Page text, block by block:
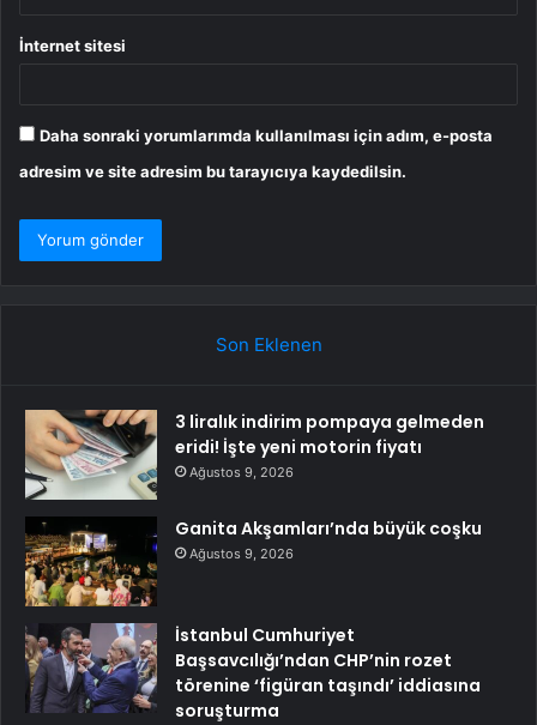
İnternet sitesi
Daha sonraki yorumlarımda kullanılması için adım, e-posta
adresim ve site adresim bu tarayıcıya kaydedilsin.
Son Eklenen
3 liralık indirim pompaya gelmeden
eridi! İşte yeni motorin fiyatı
Ağustos 9, 2026
Ganita Akşamları’nda büyük coşku
Ağustos 9, 2026
İstanbul Cumhuriyet
Başsavcılığı’ndan CHP’nin rozet
törenine ‘figüran taşındı’ iddiasına
soruşturma